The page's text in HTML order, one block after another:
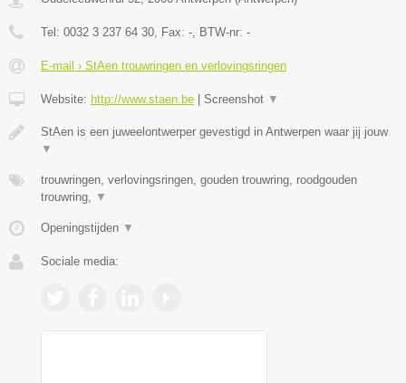
Tel: 0032 3 237 64 30 , Fax: - , BTW-nr: -
E-mail › StAen trouwringen en verlovingsringen
Website: http://www.staen.be | Screenshot ▼
StAen is een juweelontwerper gevestigd in Antwerpen waar jij jouw
▼
trouwringen, verlovingsringen, gouden trouwring, roodgouden
trouwring,
▼
Openingstijden ▼
Sociale media: